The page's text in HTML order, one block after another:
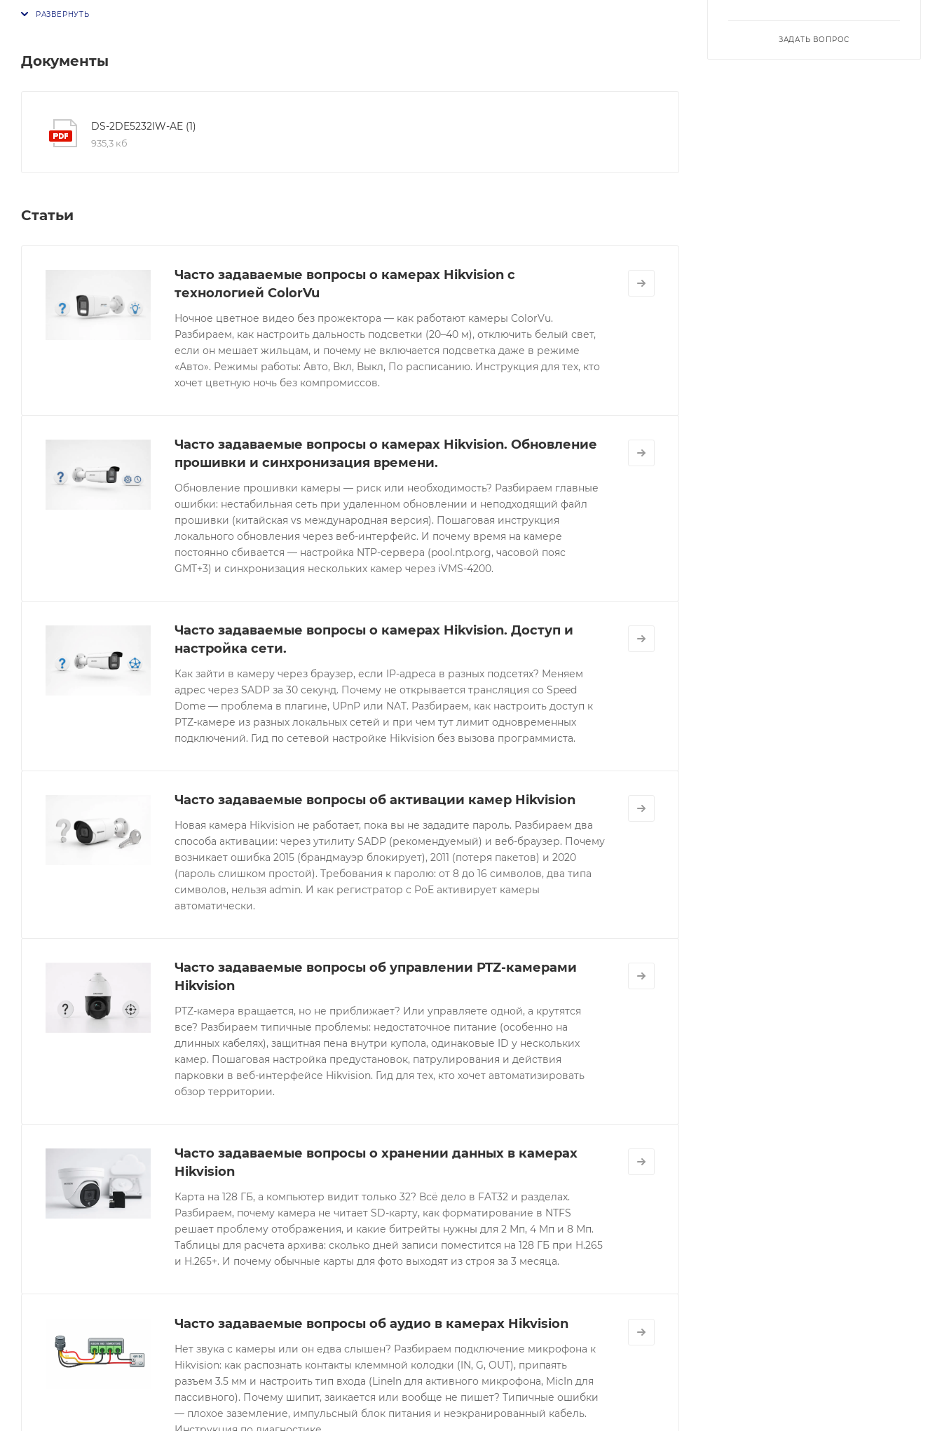
Документы
DS-2DE5232IW-AE (1)
935,3 кб
Статьи
Часто задаваемые вопросы о камерах Hikvision с
технологией ColorVu
Ночное цветное видео без прожектора — как работают камеры ColorVu.
Разбираем, как настроить дальность подсветки (20–40 м), отключить белый свет,
если он мешает жильцам, и почему не включается подсветка даже в режиме
«Авто». Режимы работы: Авто, Вкл, Выкл, По расписанию. Инструкция для тех, кто
хочет цветную ночь без компромиссов.
Часто задаваемые вопросы о камерах Hikvision. Обновление
прошивки и синхронизация времени.
Обновление прошивки камеры — риск или необходимость? Разбираем главные
ошибки: нестабильная сеть при удаленном обновлении и неподходящий файл
прошивки (китайская vs международная версия). Пошаговая инструкция
локального обновления через веб-интерфейс. И почему время на камере
постоянно сбивается — настройка NTP-сервера (pool.ntp.org, часовой пояс
GMT+3) и синхронизация нескольких камер через iVMS-4200.
Часто задаваемые вопросы о камерах Hikvision. Доступ и
настройка сети.
Как зайти в камеру через браузер, если IP-адреса в разных подсетях? Меняем
адрес через SADP за 30 секунд. Почему не открывается трансляция со Speed
Dome — проблема в плагине, UPnP или NAT. Разбираем, как настроить доступ к
PTZ-камере из разных локальных сетей и при чем тут лимит одновременных
подключений. Гид по сетевой настройке Hikvision без вызова программиста.
Часто задаваемые вопросы об активации камер Hikvision
Новая камера Hikvision не работает, пока вы не зададите пароль. Разбираем два
способа активации: через утилиту SADP (рекомендуемый) и веб-браузер. Почему
возникает ошибка 2015 (брандмауэр блокирует), 2011 (потеря пакетов) и 2020
(пароль слишком простой). Требования к паролю: от 8 до 16 символов, два типа
символов, нельзя admin. И как регистратор с PoE активирует камеры
автоматически.
Часто задаваемые вопросы об управлении PTZ-камерами
Hikvision
PTZ-камера вращается, но не приближает? Или управляете одной, а крутятся
все? Разбираем типичные проблемы: недостаточное питание (особенно на
длинных кабелях), защитная пена внутри купола, одинаковые ID у нескольких
камер. Пошаговая настройка предустановок, патрулирования и действия
парковки в веб-интерфейсе Hikvision. Гид для тех, кто хочет автоматизировать
обзор территории.
Часто задаваемые вопросы о хранении данных в камерах
Hikvision
Карта на 128 ГБ, а компьютер видит только 32? Всё дело в FAT32 и разделах.
Разбираем, почему камера не читает SD-карту, как форматирование в NTFS
решает проблему отображения, и какие битрейты нужны для 2 Мп, 4 Мп и 8 Мп.
Таблицы для расчета архива: сколько дней записи поместится на 128 ГБ при H.265
и H.265+. И почему обычные карты для фото выходят из строя за 3 месяца.
Часто задаваемые вопросы об аудио в камерах Hikvision
Нет звука с камеры или он едва слышен? Разбираем подключение микрофона к
Hikvision: как распознать контакты клеммной колодки (IN, G, OUT), припаять
разъем 3.5 мм и настроить тип входа (LineIn для активного микрофона, MicIn для
пассивного). Почему шипит, заикается или вообще не пишет? Типичные ошибки
— плохое заземление, импульсный блок питания и неэкранированный кабель.
ЗАДАТЬ ВОПРОС